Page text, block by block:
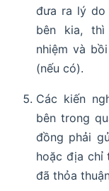
đưa ra lý do
bên kia,
nhiệm và
(nếu có).
Các kiến
bên trong
đồng phải
hoặc địa chỉ
đã thỏa